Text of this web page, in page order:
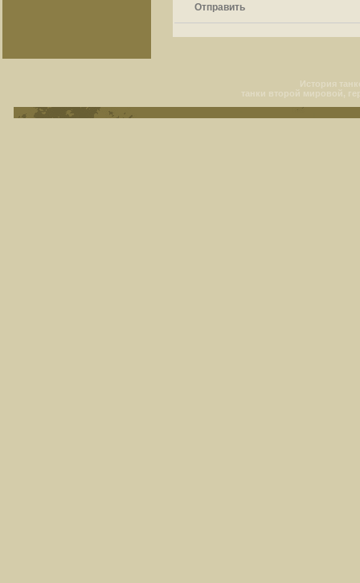
Отправить
История
танки второй мировой,